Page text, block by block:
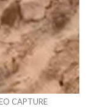
CAPTURE